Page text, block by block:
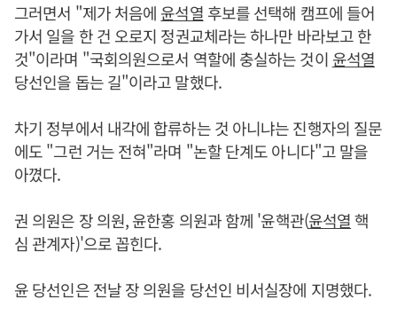
그러면서 "제가 처음에 윤석열 후보를 선택해 캠프에 들어
가서 일을 한 건 오로지 정권교체라는 하나만 바라보고 한
것"이라며 "국회의원으로서 역할에 충실하는 것이 윤석열
당선인을 돕는 길"이라고 말했다.
차기 정부에서 내각에 합류하는 것 아니냐는 진행자의 질문
에도 "그런 거는 전혀"라며 "논할 단계도 아니다"고 말을
아꼈다.
권 의원은 장 의원, 윤한홍 의원과 함께 '윤핵관(윤석열핵
심 관계자)'으로 꼽힌다.
윤 당선인은 전날 장 의원을 당선인 비서실장에 지명했다.